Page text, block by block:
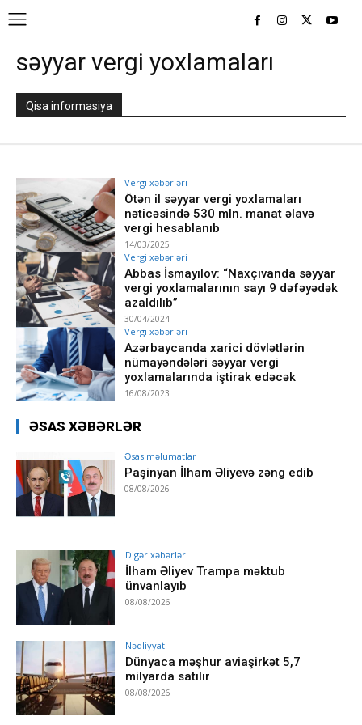
səyyar vergi yoxlamaları
Qisa informasiya
Vergi xəbərləri
Ötən il səyyar vergi yoxlamaları
nəticəsində 530 mln. manat əlavə
vergi hesablanıb
14/03/2025
Vergi xəbərləri
Abbas İsmayılov: “Naxçıvanda səyyar
vergi yoxlamalarının sayı 9 dəfəyədək
azaldılıb”
30/04/2024
Vergi xəbərləri
Azərbaycanda xarici dövlətlərin
nümayəndələri səyyar vergi
yoxlamalarında iştirak edəcək
16/08/2023
ƏSAS XƏBƏRLƏR
Əsas məlumatlar
Paşinyan İlham Əliyevə zəng edib
08/08/2026
Digər xəbərlər
İlham Əliyev Trampa məktub
ünvanlayıb
08/08/2026
Nəqliyyat
Dünyaca məşhur aviaşirkət 5,7
milyarda satılır
08/08/2026